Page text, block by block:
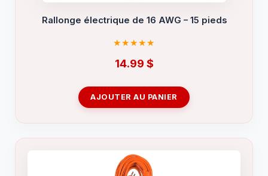
Rallonge électrique de 16 AWG – 15 pieds
14.99 $
AJOUTER AU PANIER